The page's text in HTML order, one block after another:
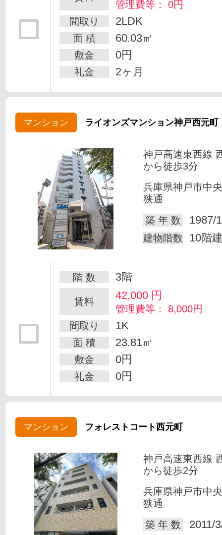
管理費等： 0円
間取り
2LDK
面 積 60.03㎡
敷金 0円
礼金 2ヶ月
マンション ライオンズマンション神戸西元町
神戸高速東西線
から徒歩3分
兵庫県神戸市中
狭通
築 年 数
1987/
建物階数 10階
階 数 3階
賃料 42,000 円
管理費等： 8,000円
間取り
1K
面 積 23.81㎡
敷金 0円
礼金 0円
マンション フォレストコート西元町
神戸高速東西線
から徒歩2分
兵庫県神戸市中
狭通
築 年 数
2011/